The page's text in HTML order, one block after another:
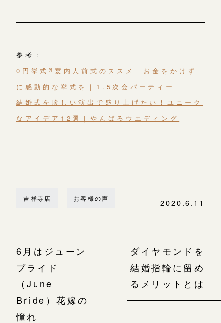
参考：
0円挙式⁈宴内人前式のススメ｜お金をかけず
に感動的な挙式を｜1.5次会パーティー
結婚式を珍しい演出で盛り上げたい！ユニーク
なアイデア12選｜やんばるウエディング
吉祥寺店 お客様の声 2020.6.11
6月はジューン
ブライド
（June
Bride）花嫁の
憧れ
ダイヤモンドを
結婚指輪に留め
るメリットとは